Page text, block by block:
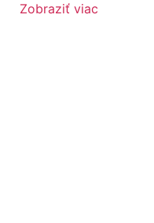
Zobraziť viac